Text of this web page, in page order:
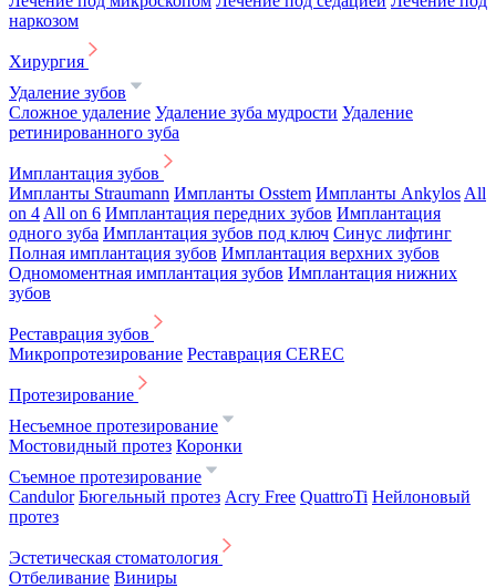
наркозом
Хирургия
Удаление зубов
Сложное удаление Удаление зуба мудрости Удаление
ретинированного зуба
Имплантация зубов
Импланты Straumann Импланты Osstem Импланты Ankylos All
on 4 All on 6 Имплантация передних зубов Имплантация
одного зуба Имплантация зубов под ключ Синус лифтинг
Полная имплантация зубов Имплантация верхних зубов
Одномоментная имплантация зубов Имплантация нижних
зубов
Реставрация зубов
Микропротезирование Реставрация CEREC
Протезирование
Несъемное протезирование
Мостовидный протез Коронки
Съемное протезирование
Candulor Бюгельный протез Acry Free QuattroTi Нейлоновый
протез
Эстетическая стоматология
Отбеливание Виниры